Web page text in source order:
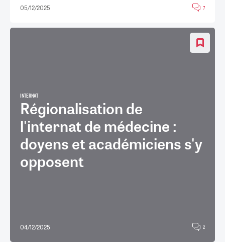
05/12/2025 7
INTERNAT
Régionalisation de
l'internat de médecine :
doyens et académiciens s'y
opposent
04/12/2025 2